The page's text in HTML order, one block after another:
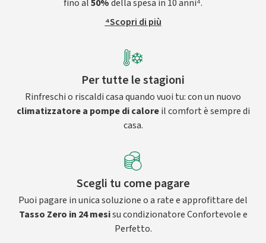
fino al50%della spesa in 10 anni⁴.
⁴Scopri di più
Per tutte le stagioni
Rinfreschi o riscaldi casa quando vuoi tu: con un nuovo
climatizzatore a pompe di caloreil comfort è sempre di
casa.
Scegli tu come pagare
Puoi pagare in unica soluzione o a rate e approfittare del
Tasso Zero in 24 mesisu condizionatore Confortevole e
Perfetto.